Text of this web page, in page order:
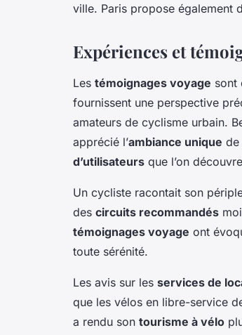
ville. Paris propose également
Expériences et
Les témoignages voyage sont
fournissent une perspective
amateurs de cyclisme urbain.
apprécié l’ambiance unique de
d’utilisateurs que l’on
Un cycliste racontait son
des circuits recommandés
témoignages voyage ont
toute sérénité.
Les avis sur les services de
que les vélos en libre-service
a rendu son tourisme à vélo